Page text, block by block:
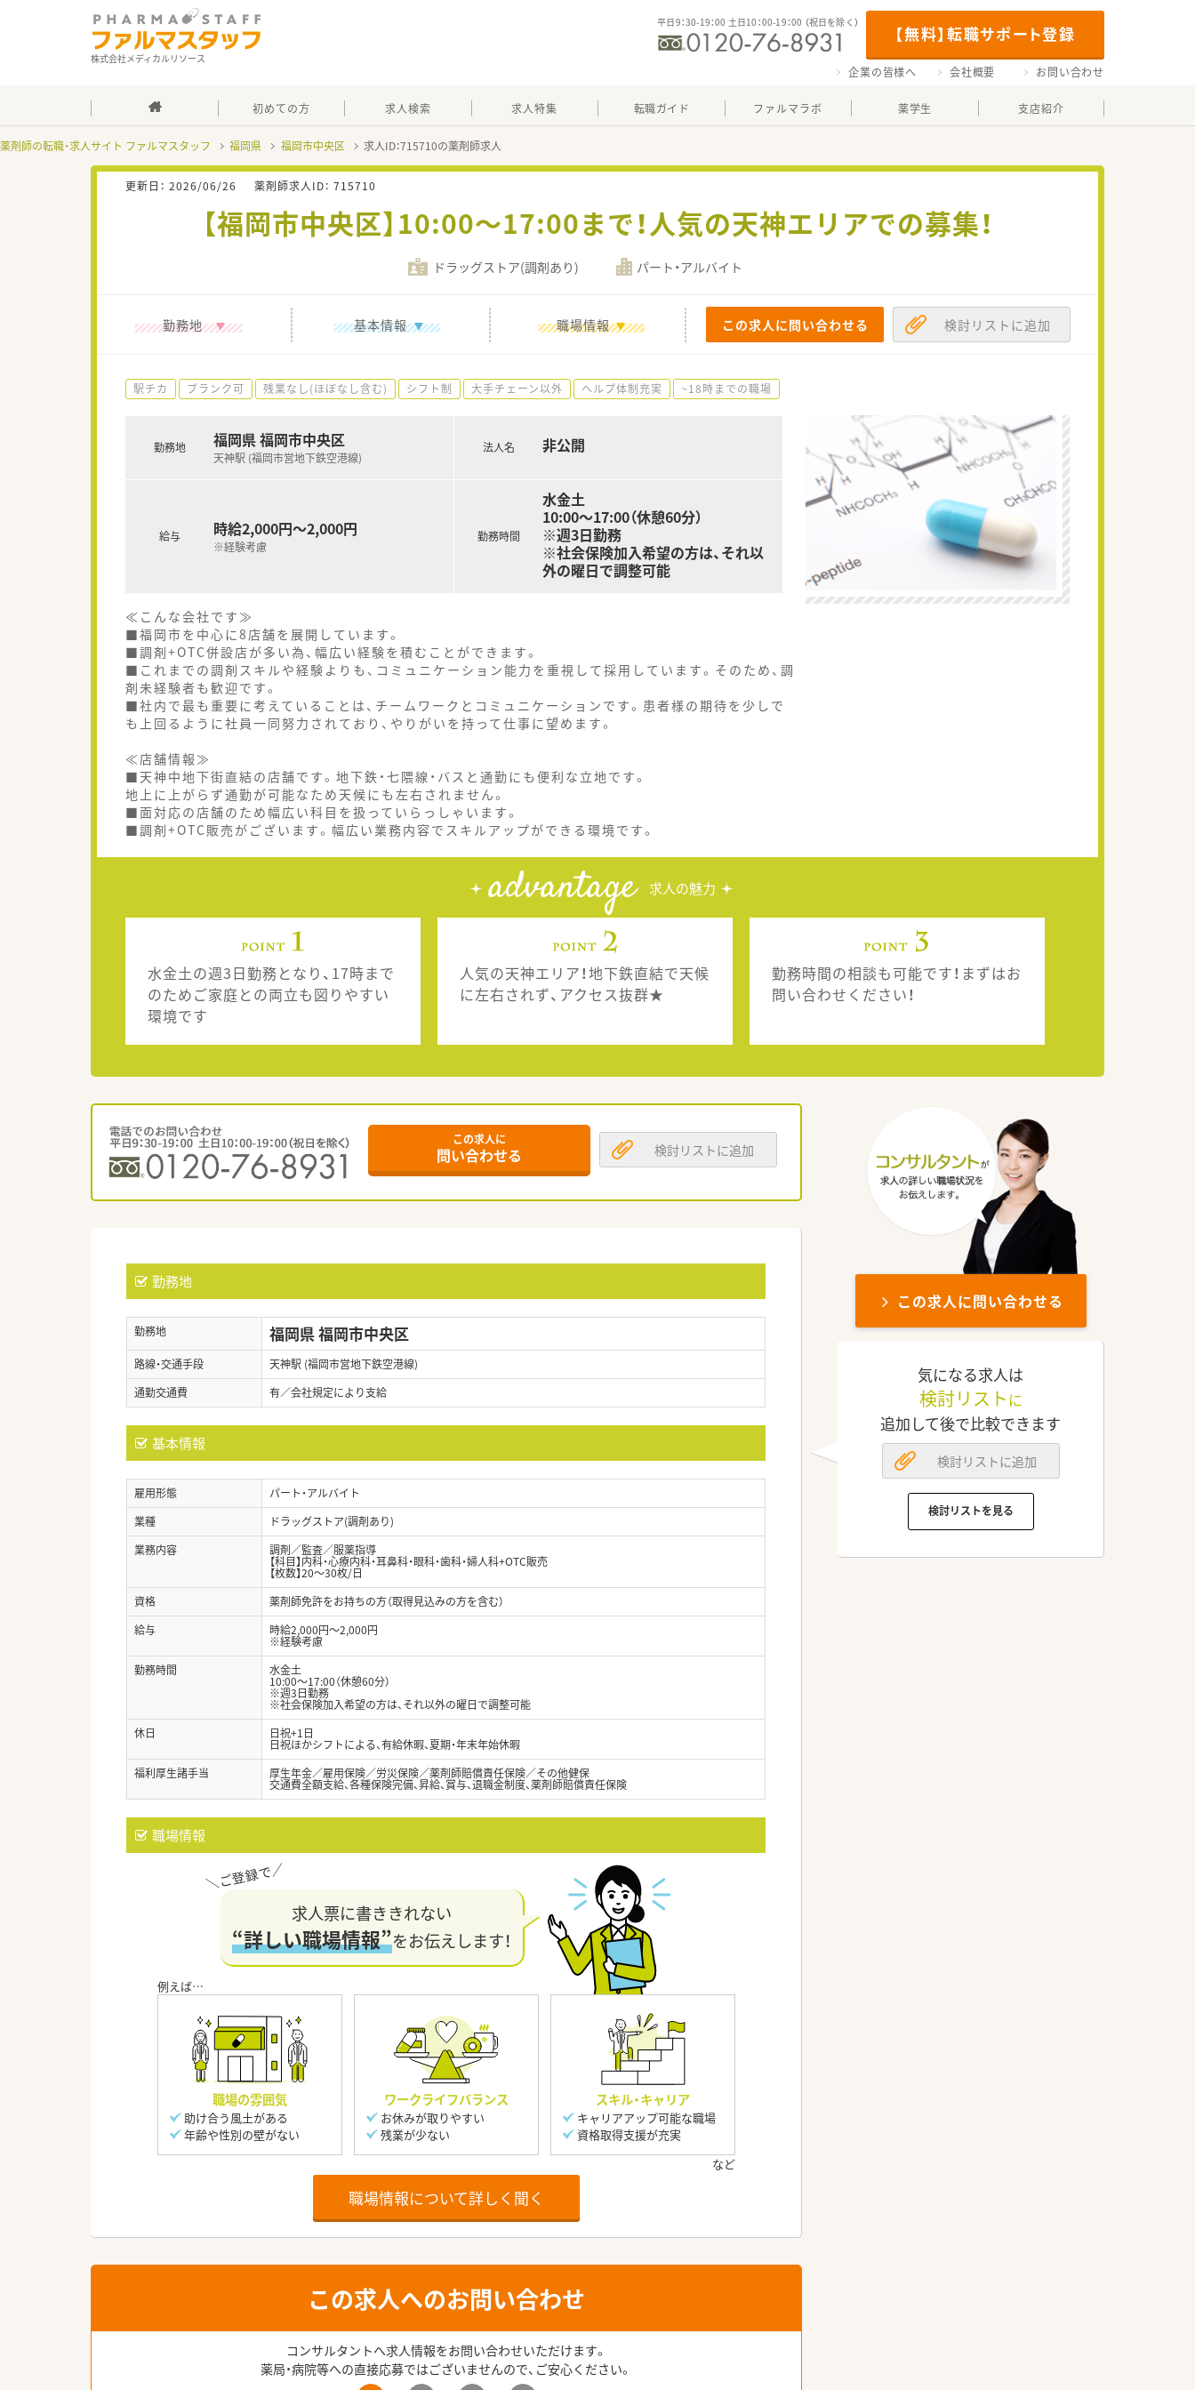
株式会社メディカルリソース
【無料】転職サポート登録
平日9：30-19：00 土日10：00-19：00 （祝日を除く）
企業の皆様へ 会社概要 お問い合わせ
初めての方 求人検索 求人特集 転職ガイド ファルマラボ 薬学生 支店紹介
薬剤師の転職・求人サイト ファルマスタッフ 福岡県 福岡市中央区 求人ID：715710の薬剤師求人
更新日： 2026/06/26 薬剤師求人ID： 715710
【福岡市中央区】10:00～17:00まで！人気の天神エリアでの募集！
ドラッグストア(調剤あり) パート・アルバイト
勤務地 基本情報 職場情報 この求人に問い合わせる 検討リストに追加
駅チカ ブランク可 残業なし(ほぼなし含む) シフト制 大手チェーン以外 ヘルプ体制充実 ~18時までの職場
勤務地 福岡県 福岡市中央区
天神駅 (福岡市営地下鉄空港線)
給与 時給2,000円～2,000円
※経験考慮
法人名 非公開
勤務時間
水金土
10:00～17:00（休憩60分）
※週3日勤務
※社会保険加入希望の方は、それ以
外の曜日で調整可能
≪こんな会社です≫
■福岡市を中心に8店舗を展開しています。
■調剤+OTC併設店が多い為、幅広い経験を積むことができます。
■これまでの調剤スキルや経験よりも、コミュニケーション能力を重視して採用しています。そのため、調
剤未経験者も歓迎です。
■社内で最も重要に考えていることは、チームワークとコミュニケーションです。患者様の期待を少しで
も上回るように社員一同努力されており、やりがいを持って仕事に望めます。
≪店舗情報≫
■天神中地下街直結の店舗です。地下鉄・七隈線・バスと通勤にも便利な立地です。
地上に上がらず通勤が可能なため天候にも左右されません。
■面対応の店舗のため幅広い科目を扱っていらっしゃいます。
■調剤+OTC販売がございます。幅広い業務内容でスキルアップができる環境です。
advantage 求人の魅力
水金土の週3日勤務となり、17時まで
のためご家庭との両立も図りやすい
環境です
人気の天神エリア！地下鉄直結で天候
に左右されず、アクセス抜群★
勤務時間の相談も可能です！まずはお
問い合わせください！
この求人に
問い合わせる 検討リストに追加
勤務地
勤務地 福岡県 福岡市中央区
路線・交通手段
天神駅 (福岡市営地下鉄空港線)
通勤交通費
有／会社規定により支給
基本情報
雇用形態
パート・アルバイト
業種
ドラッグストア(調剤あり)
業務内容
調剤／監査／服薬指導
【科目】内科・心療内科・耳鼻科・眼科・歯科・婦人科+OTC販売
【枚数】20～30枚/日
資格
薬剤師免許をお持ちの方（取得見込みの方を含む）
給与
時給2,000円～2,000円
※経験考慮
勤務時間
水金土
10:00～17:00（休憩60分）
※週3日勤務
※社会保険加入希望の方は、それ以外の曜日で調整可能
休日
日祝+1日
日祝ほかシフトによる、有給休暇、夏期・年末年始休暇
福利厚生諸手当
厚生年金／雇用保険／労災保険／薬剤師賠償責任保険／その他健保
交通費全額支給、各種保険完備、昇給、賞与、退職金制度、薬剤師賠償責任保険
職場情報
求人票に書ききれない
“詳しい職場情報”をお伝えします！
職場の雰囲気
助け合う風土がある
年齢や性別の壁がない
ワークライフバランス
お休みが取りやすい
残業が少ない
スキル・キャリア
キャリアアップ可能な職場
資格取得支援が充実
職場情報について詳しく聞く
この求人へのお問い合わせ
コンサルタントへ求人情報をお問い合わせいただけます。
薬局・病院等への直接応募ではございませんので、ご安心ください。
この求人に問い合わせる
気になる求人は
検討リスト に
追加して後で比較できます
検討リストに追加
検討リストを見る